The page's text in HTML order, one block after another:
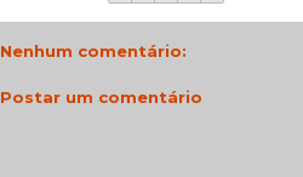
Nenhum comentário:
Postar um comentário